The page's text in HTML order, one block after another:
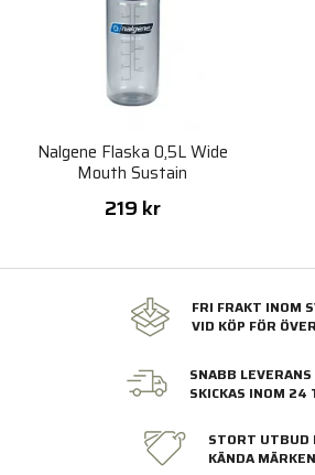
Nalgene Flaska 0,5L Wide
Mouth Sustain
219 kr
FRI FRAKT INOM
VID KÖP FÖR
SNABB LEVERANS
SKICKAS INOM 24
STORT UTBUD
KÄNDA MÄRKEN